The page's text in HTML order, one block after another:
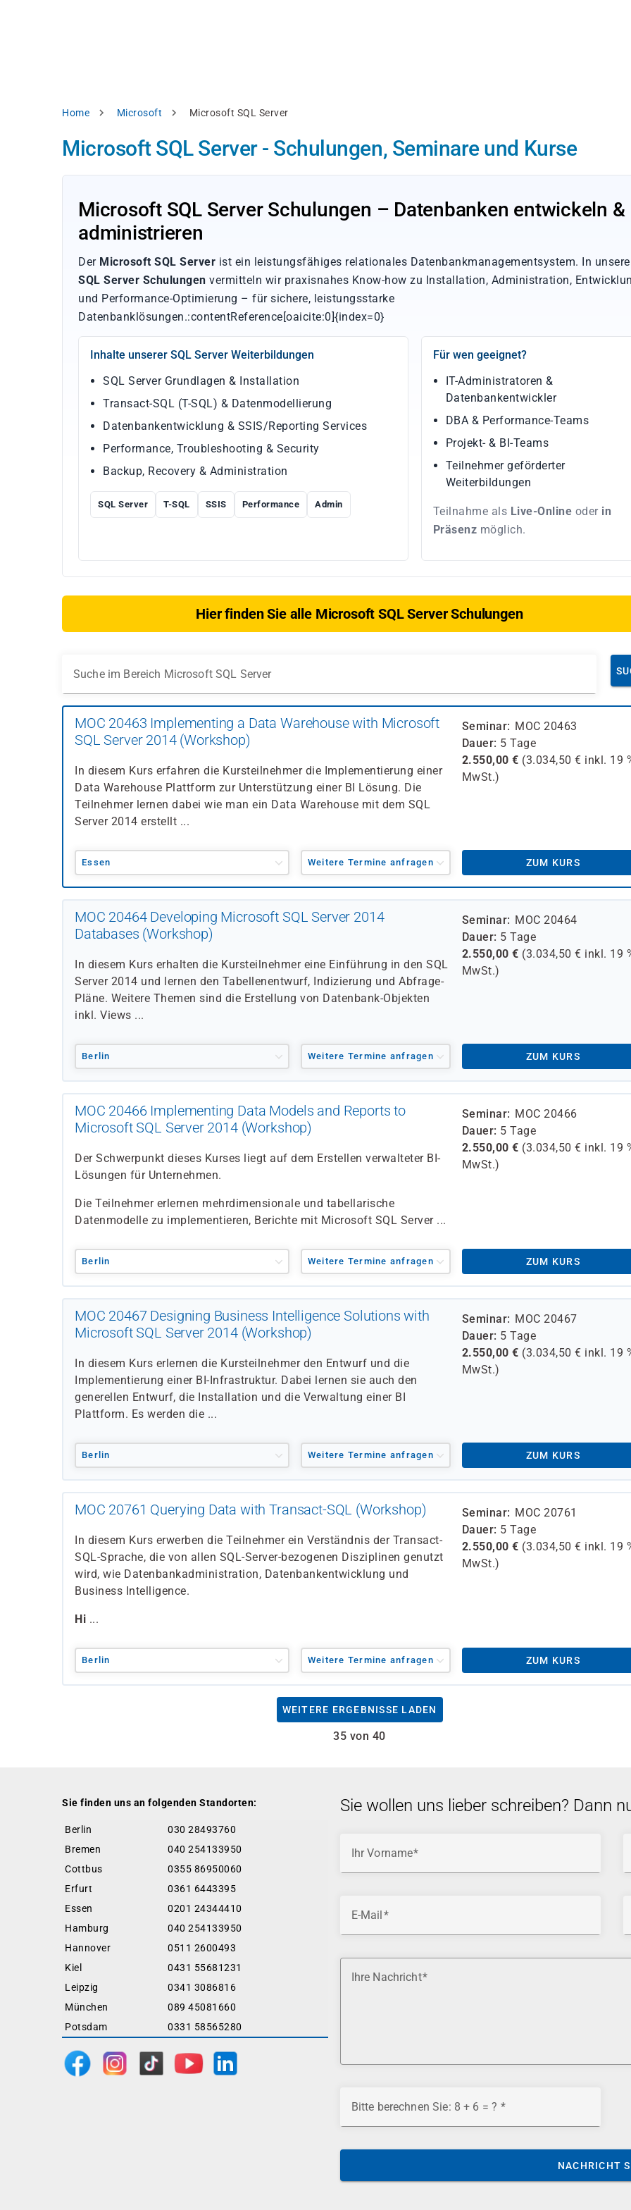
Pfadnavigation
Home Microsoft Microsoft SQL Server
Microsoft SQL Server - Schulungen, Seminare und Kurse
Microsoft SQL Server Schulungen – Datenbanken entwickeln &
administrieren
Der Microsoft SQL Server ist ein leistungsfähiges relationales Datenbankmanagementsystem. In
SQL Server Schulungen vermitteln wir praxisnahes Know-how zu Installation, Administration,
und Performance-Optimierung – für sichere, leistungsstarke
Datenbanklösungen.:contentReference[oaicite:0]{index=0}
Inhalte unserer SQL Server Weiterbildungen
SQL Server Grundlagen & Installation
Transact-SQL (T-SQL) & Datenmodellierung
Datenbankentwicklung & SSIS/Reporting Services
Performance, Troubleshooting & Security
Backup, Recovery & Administration
SQL Server T-SQL SSIS Performance Admin
Für wen geeignet?
IT-Administratoren &
Datenbankentwickler
DBA & Performance-Teams
Projekt- & BI-Teams
Teilnehmer geförderter
Weiterbildungen
Teilnahme als Live-Online oder in
Präsenz möglich.
Hier finden Sie alle Microsoft SQL Server Schulungen
Suche im Bereich Microsoft SQL Server
MOC 20463 Implementing a Data Warehouse with Microsoft
SQL Server 2014 (Workshop)
In diesem Kurs erfahren die Kursteilnehmer die Implementierung einer
Data Warehouse Plattform zur Unterstützung einer BI Lösung. Die
Teilnehmer lernen dabei wie man ein Data Warehouse mit dem SQL
Server 2014 erstellt ...
Seminar
MOC 20463
Dauer 5 Tage
2.550,00 € (3.034,50 € inkl. 19
MwSt.)
Essen Weitere Termine anfragen ZUM KURS
MOC 20464 Developing Microsoft SQL Server 2014
Databases (Workshop)
In diesem Kurs erhalten die Kursteilnehmer eine Einführung in den SQL
Server 2014 und lernen den Tabellenentwurf, Indizierung und Abfrage-
Pläne. Weitere Themen sind die Erstellung von Datenbank-Objekten
inkl. Views ...
Seminar
MOC 20464
Dauer 5 Tage
2.550,00 € (3.034,50 € inkl. 19
MwSt.)
Berlin Weitere Termine anfragen ZUM KURS
MOC 20466 Implementing Data Models and Reports to
Microsoft SQL Server 2014 (Workshop)
Der Schwerpunkt dieses Kurses liegt auf dem Erstellen verwalteter BI-
Lösungen für Unternehmen.
Die Teilnehmer erlernen mehrdimensionale und tabellarische
Datenmodelle zu implementieren, Berichte mit Microsoft SQL Server ...
Seminar
MOC 20466
Dauer 5 Tage
2.550,00 € (3.034,50 € inkl. 19
MwSt.)
Berlin Weitere Termine anfragen ZUM KURS
MOC 20467 Designing Business Intelligence Solutions with
Microsoft SQL Server 2014 (Workshop)
In diesem Kurs erlernen die Kursteilnehmer den Entwurf und die
Implementierung einer BI-Infrastruktur. Dabei lernen sie auch den
generellen Entwurf, die Installation und die Verwaltung einer BI
Plattform. Es werden die ...
Seminar
MOC 20467
Dauer 5 Tage
2.550,00 € (3.034,50 € inkl. 19
MwSt.)
Berlin Weitere Termine anfragen ZUM KURS
MOC 20761 Querying Data with Transact-SQL (Workshop)
In diesem Kurs erwerben die Teilnehmer ein Verständnis der Transact-
SQL-Sprache, die von allen SQL-Server-bezogenen Disziplinen genutzt
wird, wie Datenbankadministration, Datenbankentwicklung und
Business Intelligence.
Hi ...
Seminar
MOC 20761
Dauer 5 Tage
2.550,00 € (3.034,50 € inkl. 19
MwSt.)
Berlin Weitere Termine anfragen ZUM KURS
WEITERE ERGEBNISSE LADEN
35 von 40
Sie finden uns an folgenden Standorten:
Berlin
030 28493760
Bremen
040 254133950
Cottbus
0355 86950060
Erfurt
0361 6443395
Essen
0201 24344410
Hamburg
040 254133950
Hannover
0511 2600493
Kiel
0431 55681231
Leipzig
0341 3086816
München
089 45081660
Potsdam
0331 58565280
Sie wollen uns lieber schreiben? Dann
Ihr Vorname
E-Mail
Ihre Nachricht
Bitte berechnen Sie: 8 + 6 = ?
NACHRICHT